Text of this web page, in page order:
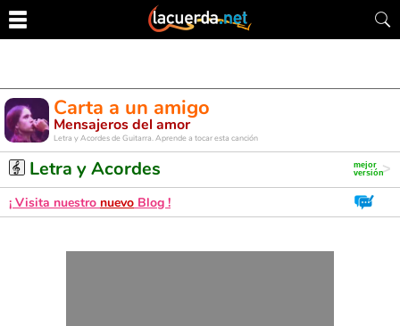
Carta a un amigo
Mensajeros del amor
Letra y Acordes de Guitarra. Aprende a tocar esta canción
Letra y Acordes
¡ Visita nuestro nuevo Blog !